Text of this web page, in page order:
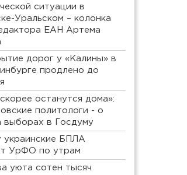
ситуации в
Уральском – колонка
ЕАН Артема
дорог у «Калины» в
продлено до
останутся дома»:
политологи - о
выборах в Госдуму
украинские БПЛА
УрФО по утрам
уюта сотен тысяч